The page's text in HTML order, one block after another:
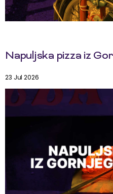
Napuljska pizza iz
23 Jul 2026